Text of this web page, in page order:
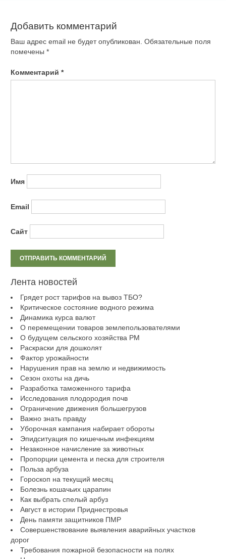
Добавить комментарий
Ваш адрес email не будет опубликован. Обязательные поля
помечены *
Комментарий *
Имя
Email
Сайт
Лента новостей
Грядет рост тарифов на вывоз ТБО?
Критическое состояние водного режима
Динамика курса валют
О перемещении товаров землепользователями
О будущем сельского хозяйства РМ
Раскраски для дошколят
Фактор урожайности
Нарушения прав на землю и недвижимость
Сезон охоты на дичь
Разработка таможенного тарифа
Исследования плодородия почв
Ограничение движения большегрузов
Важно знать правду
Уборочная кампания набирает обороты
Эпидситуация по кишечным инфекциям
Незаконное начисление за животных
Пропорции цемента и песка для строителя
Польза арбуза
Гороскоп на текущий месяц
Болезнь кошачьих царапин
Как выбрать спелый арбуз
Август в истории Приднестровья
День памяти защитников ПМР
Совершенствование выявления аварийных участков
дорог
Требования пожарной безопасности на полях